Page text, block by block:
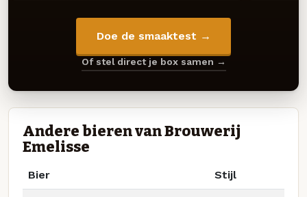
Doe de smaaktest →
Of stel direct je box samen →
Andere bieren van Brouwerij
Emelisse
Bier Stijl